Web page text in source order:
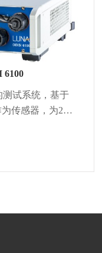
6100
测试系统，基于
传感器，为21